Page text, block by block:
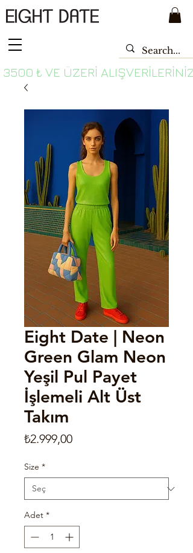
3500 ₺ VE ÜZERI
Eight Date | Neon
Green Glam Neon
Yeşil Pul Payet
İşlemeli Alt Üst
Takım
₺2.999,00Fiyat
Size *
Adet *